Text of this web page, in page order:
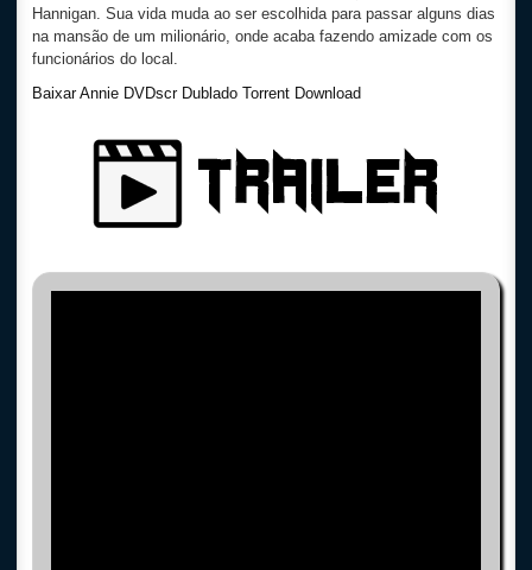
Hannigan. Sua vida muda ao ser escolhida para passar alguns dias
na mansão de um milionário, onde acaba fazendo amizade com os
funcionários do local.
Baixar Annie DVDscr Dublado Torrent Download